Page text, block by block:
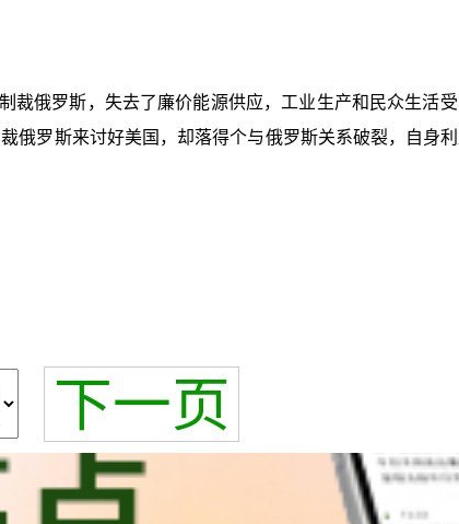
俄罗斯，失去了廉价能源供应，工业生产和民众生活
俄罗斯来讨好美国，却落得个与俄罗斯关系破裂，自身
下一页